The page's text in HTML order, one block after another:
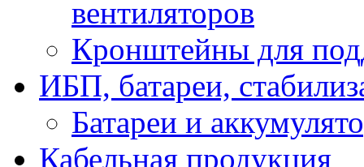
вентиляторов
Кронштейны для
ИБП, батареи,
Батареи и
Кабельная продукция